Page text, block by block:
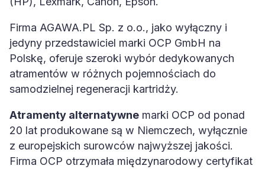
Firma AGAWA.PL Sp. z o.o., jako wyłączny i
jedyny przedstawiciel marki OCP GmbH na
Polskę, oferuje szeroki wybór dedykowanych
atramentów w różnych pojemnościach do
samodzielnej regeneracji kartridży.
Atramenty alternatywne marki OCP od ponad
20 lat produkowane są w Niemczech, wyłącznie
z europejskich surowców najwyższej jakości.
Firma OCP otrzymała międzynarodowy certyfikat